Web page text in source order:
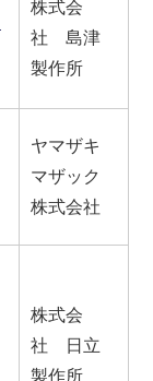
株式会
社 島津
製作所
ヤマザキ
マザック
株式会社
株式会
社 日立
製作所